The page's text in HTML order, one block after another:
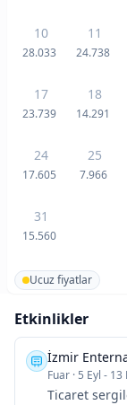
10
28.033
11
24.738
17
23.739
18
14.291
24
17.605
25
7.966
31
15.560
Ucuz fiyatlar
Etkinlikler
İzmir
Fuar · 5 Eyl - 13
Ticaret